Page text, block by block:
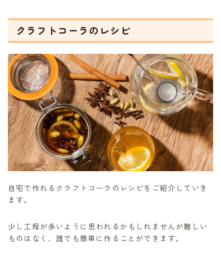
クラフトコーラのレシピ
自宅で作れるクラフトコーラのレシピをご紹介していき
ます。
少し工程が多いように思われるかもしれませんが難しい
ものはなく、誰でも簡単に作ることができます。